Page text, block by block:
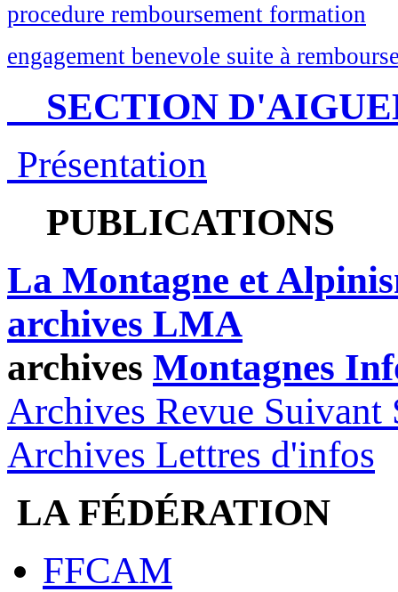
procedure remboursement formation
engagement benevole suite à
SECTION
Présentation
PUBLICATIONS
La Montagne et
archives LMA
archives Montagnes
Archives Revue Suivant
Archives Lettres d'infos
LA FÉDÉRATION
FFCAM